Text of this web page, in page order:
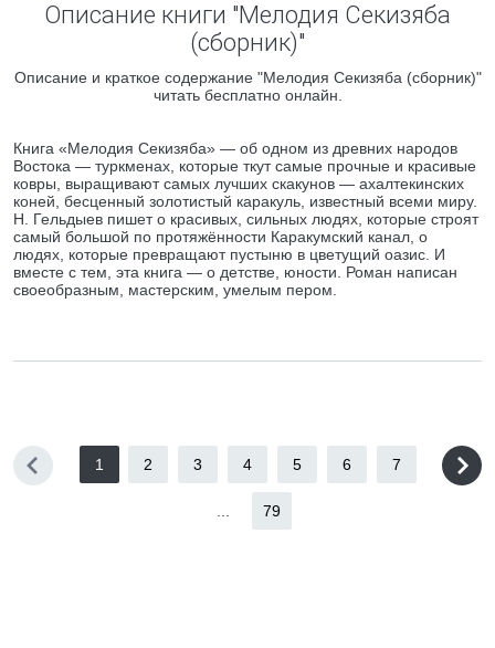
Описание книги "Мелодия Секизяба
(сборник)"
Описание и краткое содержание "Мелодия Секизяба (сборник)"
читать бесплатно онлайн.
Книга «Мелодия Секизяба» — об одном из древних народов
Востока — туркменах, которые ткут самые прочные и красивые
ковры, выращивают самых лучших скакунов — ахалтекинских
коней, бесценный золотистый каракуль, известный всеми миру.
Н. Гельдыев пишет о красивых, сильных людях, которые строят
самый большой по протяжённости Каракумский канал, о
людях, которые превращают пустыню в цветущий оазис. И
вместе с тем, эта книга — о детстве, юности. Роман написан
своеобразным, мастерским, умелым пером.
1 2 3 4 5 6 7
79